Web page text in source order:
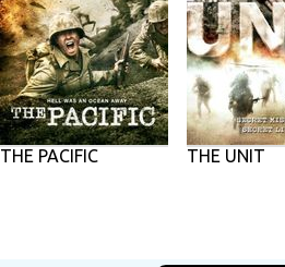
THE PACIFIC THE UNIT